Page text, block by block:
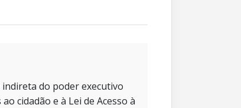
do poder executivo
cidadão e à Lei de Acesso à